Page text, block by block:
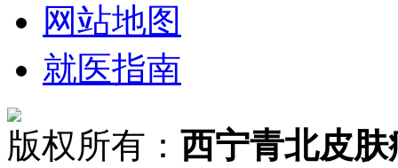
网站地图
就医指南
版权所有： 西宁青北皮肤